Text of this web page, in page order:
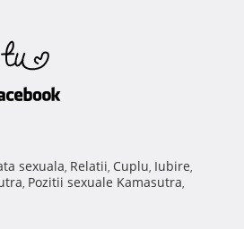
sexuala, Relatii, Cuplu, Iubire,
, Pozitii sexuale Kamasutra,